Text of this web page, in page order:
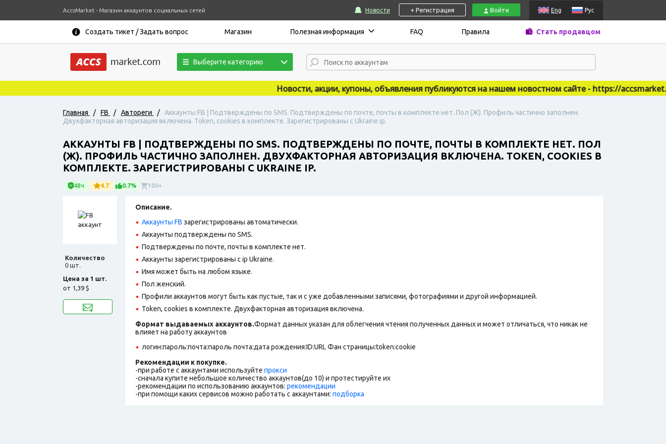
AccsMarket - Магазин аккаунтов социальных сетей Новости + Регистрация Войти Eng Рус
Создать тикет / Задать вопрос Магазин Полезная информация FAQ Правила Стать продавцом
Выберите категорию
Новости, акции, купоны, объявления публикуются на нашем новостном сайте - https://
Главная / FB / Автореги /
Аккаунты FB | Подтверждены по SMS. Подтверждены по почте, почты в комплекте нет. Пол (Ж). Профиль частично заполнен.
Двухфакторная авторизация включена. Token, cookies в комплекте. Зарегистрированы с Ukraine ip.
АККАУНТЫ FB | ПОДТВЕРЖДЕНЫ ПО SMS. ПОДТВЕРЖДЕНЫ ПО ПОЧТЕ, ПОЧТЫ В КОМПЛЕКТЕ НЕТ. ПОЛ
(Ж). ПРОФИЛЬ ЧАСТИЧНО ЗАПОЛНЕН. ДВУХФАКТОРНАЯ АВТОРИЗАЦИЯ ВКЛЮЧЕНА. TOKEN, COOKIES В
КОМПЛЕКТЕ. ЗАРЕГИСТРИРОВАНЫ С UKRAINE IP.
48ч 4.7 0.7% 100+
Количество
0 шт.
Цена за 1 шт.
от 1,39 $
Описание.
Аккаунты FB зарегистрированы автоматически.
Aккаунты подтверждены по SMS.
Подтверждены по почте, почты в комплекте нет.
Аккаунты зарегистрированы с ip Ukraine.
Имя может быть на любом языке.
Пол женский.
Профили аккаунтов могут быть как пустые, так и с уже добавленными записями, фотографиями и другой информацией.
Token, cookies в комплекте. Двухфакторная авторизация включена.
Формат выдаваемых аккаунтов.Формат данных указан для облегчения чтения полученных данных и может отличаться, что никак не
влияет на работу аккаунтов
логин:пароль:почта:пароль почта:дата рождения:ID:URL Фан страницы:token:cookie
Рекомендации к покупке.
-при работе с аккаунтами используйте прокси
-сначала купите небольшое количество аккаунтов(до 10) и протестируйте их
-рекомендации по использованию аккаунтов: рекомендации
-при помощи каких сервисов можно работать с аккаунтами: подборка